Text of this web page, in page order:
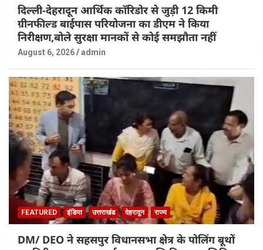
दिल्ली-देहरादून आर्थिक कॉरिडोर से जुड़ी 12 किमी
ग्रीनफील्ड बाईपास परियोजना का डीएम ने किया
निरीक्षण,बोले सुरक्षा मानकों से कोई समझौता नहीं
August 6, 2026 admin
FEATURED इंडिया उत्तराखंड देहरादून राज्य
DM/ DEO ने सहसपुर विधानसभा क्षेत्र के पोलिंग बूथों